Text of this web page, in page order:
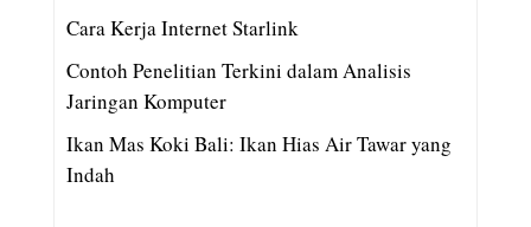
Cara Kerja Internet Starlink
Contoh Penelitian Terkini dalam Analisis
Jaringan Komputer
Ikan Mas Koki Bali: Ikan Hias Air Tawar yang
Indah